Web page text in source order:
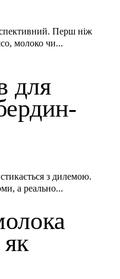
Перш ніж
молоко чи...
для
з дилемою.
а реально...